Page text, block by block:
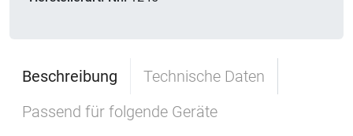
Beschreibung
Technische Daten
Passend für folgende Geräte